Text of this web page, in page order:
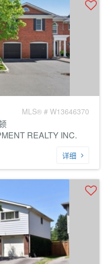
MLS® # W13646370
REALTY INC.
详细